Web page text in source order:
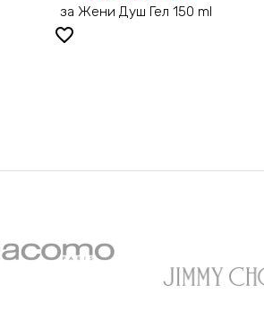
favorite_border
за Жени Душ Гел 150 ml